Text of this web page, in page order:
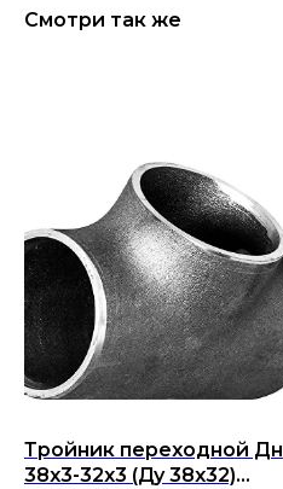
Смотри так же
Тройник переходной Дн
38х3-32х3 (Ду 38х32)